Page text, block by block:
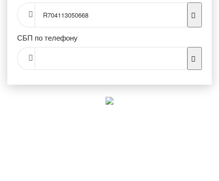
R704113050668
СБП по телефону